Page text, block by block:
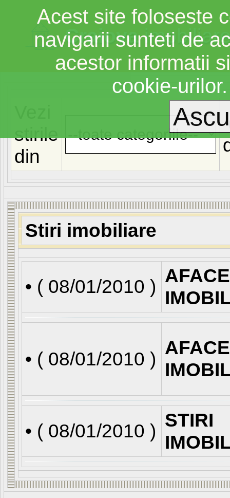
Craiova
stirile
din
Stiri imobiliare
• ( 08/01/2010 )
• ( 08/01/2010 )
• ( 08/01/2010 ) STIRI
Acest site foloseste
navigarii sunteti de
acestor informatii
cookie-